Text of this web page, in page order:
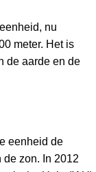
nu
meter. Het is
de aarde en de
eenheid de
zon. In 2012